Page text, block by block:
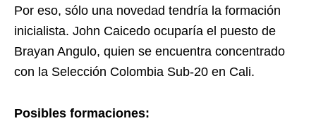
Por eso, sólo una novedad tendría la formación
inicialista. John Caicedo ocuparía el puesto de
Brayan Angulo, quien se encuentra concentrado
con la Selección Colombia Sub-20 en Cali.
Posibles formaciones: